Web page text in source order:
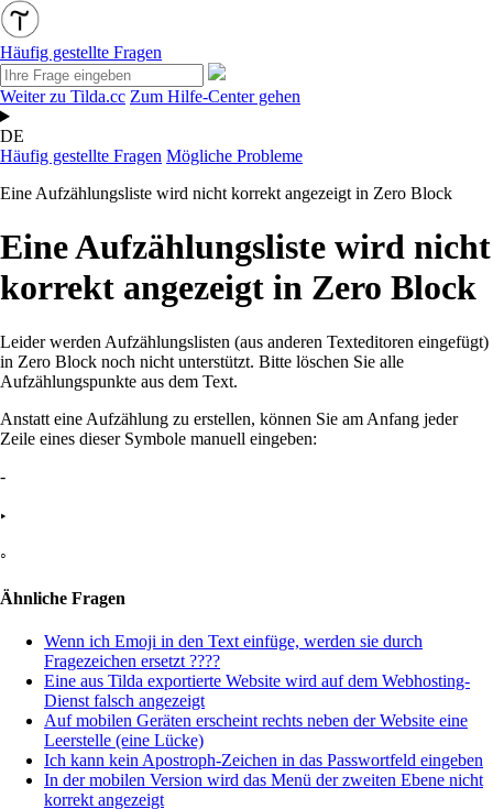
Häufig gestellte Fragen
Weiter zu Tilda.cc Zum Hilfe-Center gehen
DE
Häufig gestellte Fragen Mögliche Probleme
Eine Aufzählungsliste wird nicht korrekt angezeigt in Zero Block
Eine Aufzählungsliste wird nicht
korrekt angezeigt in Zero Block
Leider werden Aufzählungslisten (aus anderen Texteditoren eingefügt)
in Zero Block noch nicht unterstützt. Bitte löschen Sie alle
Aufzählungspunkte aus dem Text.
Anstatt eine Aufzählung zu erstellen, können Sie am Anfang jeder
Zeile eines dieser Symbole manuell eingeben:
-
‣
◦
Ähnliche Fragen
Wenn ich Emoji in den Text einfüge, werden sie durch
Fragezeichen ersetzt ????
Eine aus Tilda exportierte Website wird auf dem Webhosting-
Dienst falsch angezeigt
Auf mobilen Geräten erscheint rechts neben der Website eine
Leerstelle (eine Lücke)
Ich kann kein Apostroph-Zeichen in das Passwortfeld eingeben
In der mobilen Version wird das Menü der zweiten Ebene nicht
korrekt angezeigt